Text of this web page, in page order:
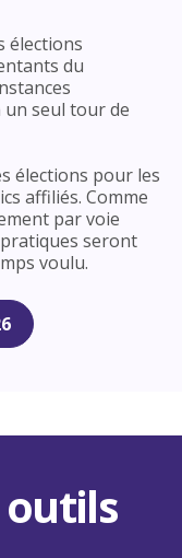
élections
du
un seul tour de
élections pour les
affiliés. Comme
par voie
seront
voulu.